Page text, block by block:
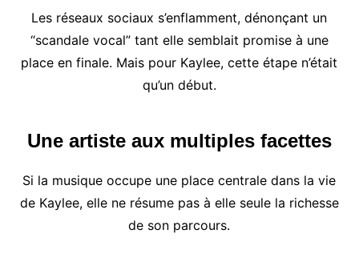
Les réseaux sociaux s’enflamment, dénonçant un
“scandale vocal” tant elle semblait promise à une
place en finale. Mais pour Kaylee, cette étape n’était
qu’un début.
Une artiste aux multiples facettes
Si la musique occupe une place centrale dans la vie
de Kaylee, elle ne résume pas à elle seule la richesse
de son parcours.